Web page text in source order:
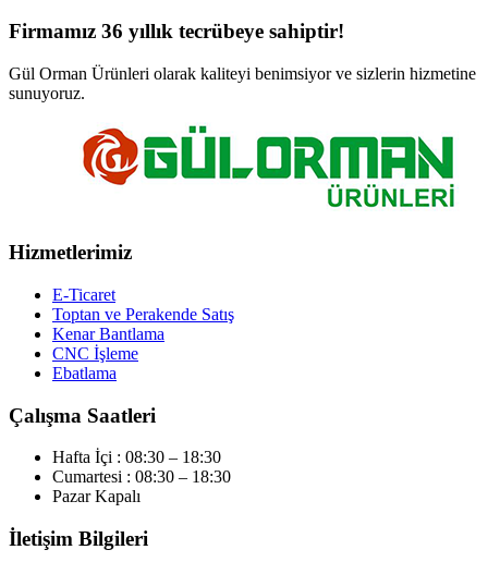
Firmamız 36 yıllık tecrübeye sahiptir!
Gül Orman Ürünleri olarak kaliteyi benimsiyor ve sizlerin hizmetine
sunuyoruz.
Hizmetlerimiz
E-Ticaret
Toptan ve Perakende Satış
Kenar Bantlama
CNC İşleme
Ebatlama
Çalışma Saatleri
Hafta İçi : 08:30 – 18:30
Cumartesi : 08:30 – 18:30
Pazar Kapalı
İletişim Bilgileri